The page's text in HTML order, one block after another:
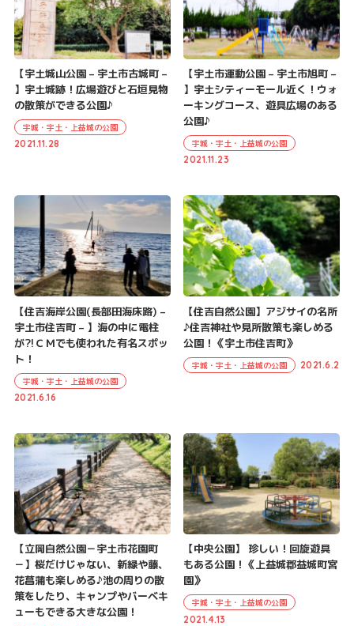
【宇土城山公園 – 宇土市古城町 –
】宇土城跡！広場遊びと石垣見物
の散策ができる公園♪
宇城・宇土・上益城の公園
2021.11.28
【宇土市運動公園 – 宇土市旭町 –
】宇土シティーモール近く！ウォ
ーキングコース、遊具広場のある
公園♪
宇城・宇土・上益城の公園
2021.11.23
【住吉海岸公園(長部田海床路) –
宇土市住吉町 – 】海の中に電柱
が?!ＣＭでも使われた有名スポッ
ト！
宇城・宇土・上益城の公園
2021.6.16
【住吉自然公園】アジサイの名所
♪住吉神社や見所散策も楽しめる
公園！《宇土市住吉町》
宇城・宇土・上益城の公園 2021.6.2
【立岡自然公園－宇土市花園町
－】桜だけじゃない、新緑や藤、
花菖蒲も楽しめる♪池の周りの散
策をしたり、キャンプやバーベキ
ューもできる大きな公園！
【中央公園】 珍しい！回旋遊具
もある公園！《上益城郡益城町宮
園》
宇城・宇土・上益城の公園
2021.4.13